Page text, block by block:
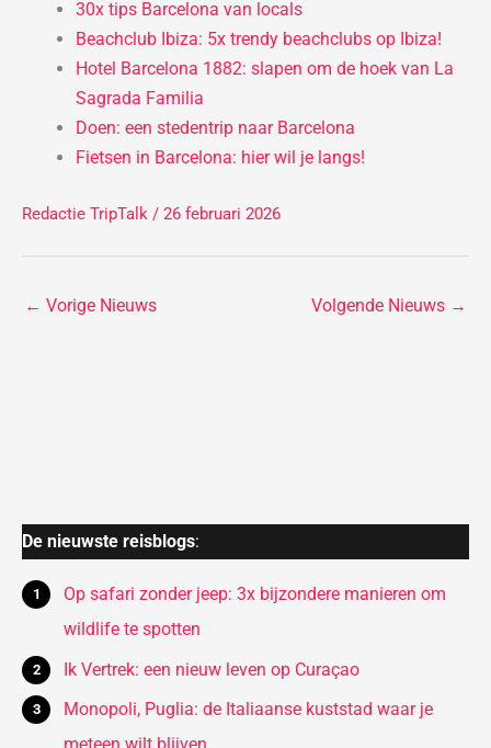
30x tips Barcelona van locals
Beachclub Ibiza: 5x trendy beachclubs op Ibiza!
Hotel Barcelona 1882: slapen om de hoek van La
Sagrada Familia
Doen: een stedentrip naar Barcelona
Fietsen in Barcelona: hier wil je langs!
Redactie TripTalk / 26 februari 2026
← Vorige Nieuws Volgende Nieuws →
De nieuwste reisblogs:
Op safari zonder jeep: 3x bijzondere manieren om
wildlife te spotten
Ik Vertrek: een nieuw leven op Curaçao
Monopoli, Puglia: de Italiaanse kuststad waar je
meteen wilt blijven